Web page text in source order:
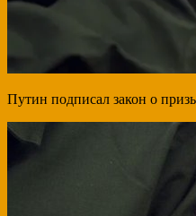
Путин подписал закон о